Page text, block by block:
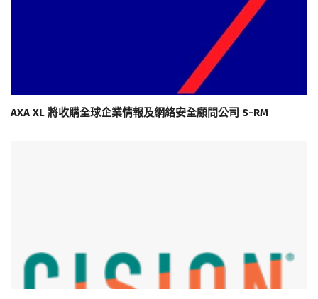
AXA XL 將收購全球企業情報及網絡安全顧問公司 S-RM